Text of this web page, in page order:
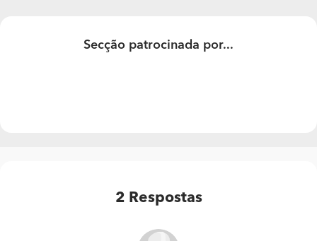
Secção patrocinada por...
2 Respostas